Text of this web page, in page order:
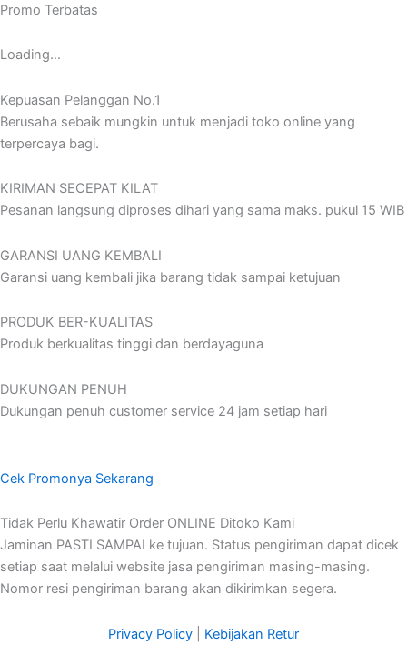
Promo Terbatas
Loading…
Kepuasan Pelanggan No.1
Berusaha sebaik mungkin untuk menjadi toko online yang
terpercaya bagi.
KIRIMAN SECEPAT KILAT
Pesanan langsung diproses dihari yang sama maks. pukul 15 WIB
GARANSI UANG KEMBALI
Garansi uang kembali jika barang tidak sampai ketujuan
PRODUK BER-KUALITAS
Produk berkualitas tinggi dan berdayaguna
DUKUNGAN PENUH
Dukungan penuh customer service 24 jam setiap hari
Cek Promonya Sekarang
Tidak Perlu Khawatir Order ONLINE Ditoko Kami
Jaminan PASTI SAMPAI ke tujuan. Status pengiriman dapat dicek
setiap saat melalui website jasa pengiriman masing-masing.
Nomor resi pengiriman barang akan dikirimkan segera.
Privacy Policy Kebijakan Retur